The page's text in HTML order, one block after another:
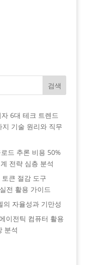
검색
6대 테크 트렌드
기술 원리와 직무
드 추론 비용 50%
전략 심층 분석
큰 절감 도구
전 활용 가이드
자율성과 기만성
이전틱 컴퓨터 활용
분석